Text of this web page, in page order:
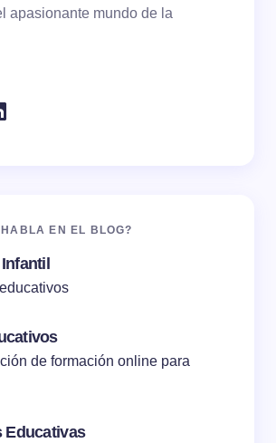
apasionante mundo de la
EN EL BLOG?
de formación online para
Educativas